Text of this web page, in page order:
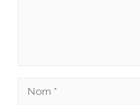
Nom